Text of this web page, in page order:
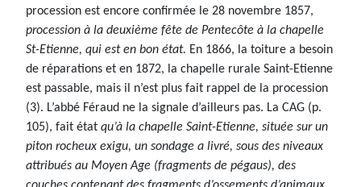
procession est encore confirmée le 28 novembre 1857,
procession à la deuxième fête de Pentecôte à la chapelle
St-Etienne, qui est en bon état. En 1866, la toiture a besoin
de réparations et en 1872, la chapelle rurale Saint-Etienne
est passable, mais il n’est plus fait rappel de la procession
(3). L’abbé Féraud ne la signale d’ailleurs pas. La CAG (p.
105), fait état qu’à la chapelle Saint-Etienne, située sur un
piton rocheux exigu, un sondage a livré, sous des niveaux
attribués au Moyen Age (fragments de pégaus), des